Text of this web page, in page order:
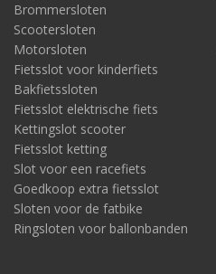
Brommersloten
Scootersloten
Motorsloten
Fietsslot voor kinderfiets
Bakfietssloten
Fietsslot elektrische fiets
Kettingslot scooter
Fietsslot ketting
Slot voor een racefiets
Goedkoop extra fietsslot
Sloten voor de fatbike
Ringsloten voor ballonbanden